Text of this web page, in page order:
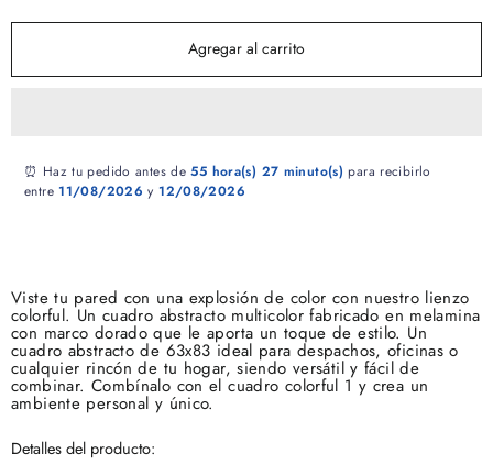
Agregar al carrito
⏰ Haz tu pedido antes de55 hora(s) 27 minuto(s) para recibirlo
entre11/08/2026 y12/08/2026
Viste tu pared con una explosión de color con nuestro lienzo
colorful. Un cuadro abstracto multicolor fabricado en melamina
con marco dorado que le aporta un toque de estilo. Un
cuadro abstracto de 63x83 ideal para despachos, oficinas o
cualquier rincón de tu hogar, siendo versátil y fácil de
combinar. Combínalo con el cuadro colorful 1 y crea un
ambiente personal y único.
Detalles del producto: